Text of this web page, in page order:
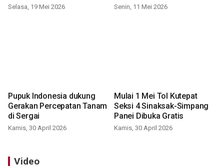
Selasa, 19 Mei 2026 Senin, 11 Mei 2026
Pupuk Indonesia dukung
Gerakan Percepatan Tanam
di Sergai
Kamis, 30 April 2026
Mulai 1 Mei Tol Kutepat
Seksi 4 Sinaksak-Simpang
Panei Dibuka Gratis
Kamis, 30 April 2026
Video